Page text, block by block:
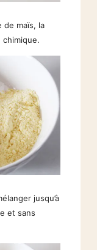
de maïs, la
jusqu’à
et sans